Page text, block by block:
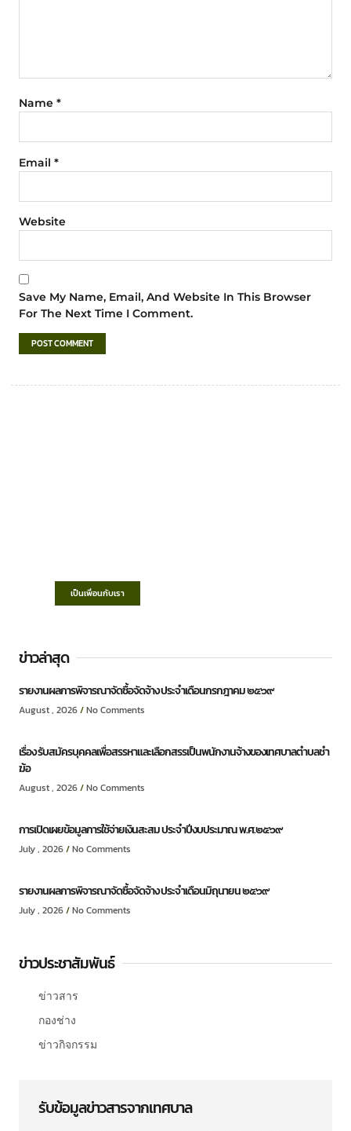
Name *
Email *
Website
Save My Name, Email, And Website In This Browser
For The Next Time I Comment.
เป็นเพื่อนกับเรา
ข่าวล่าสุด
รายงานผลการพิจารณาจัดซื้อจัดจ้าง ประจำเดือนกรกฎาคม ๒๕๖๙
August , 2026 No Comments
เรื่อง รับสมัครบุคคลเพื่อสรรหาและเลือกสรรเป็นพนักงานจ้างของเทศบาลตำบลชำ
ฆ้อ
August , 2026 No Comments
การเปิดเผยข้อมูลการใช้จ่ายเงินสะสม ประจำปีงบประมาณ พ.ศ.๒๕๖๙
July , 2026 No Comments
รายงานผลการพิจารณาจัดซื้อจัดจ้าง ประจำเดือนมิถุนายน ๒๕๖๙
July , 2026 No Comments
ข่าวประชาสัมพันธ์
ข่าวสาร
กองช่าง
ข่าวกิจกรรม
รับข้อมูลข่าวสารจากเทศบาล